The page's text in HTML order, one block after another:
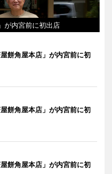
が内宮前に初出店
餅角屋本店」が内宮前に初
餅角屋本店」が内宮前に初
餅角屋本店」が内宮前に初